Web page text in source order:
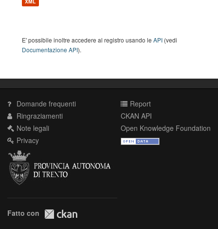
E' possibile inoltre accedere al registro usando le API (vedi
Documentazione API).
Domande frequenti
Ringraziamenti
Note legali
Privacy
Report
CKAN API
Open Knowledge Foundation
Fatto con